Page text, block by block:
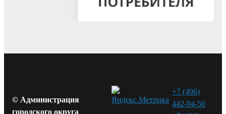
© Администрация
городского округа
+7 (496)
442-04-50